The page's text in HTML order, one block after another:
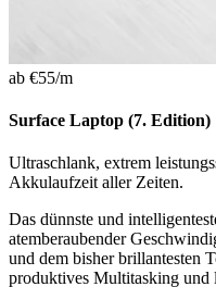
ab €55/m
Surface Laptop (7. Edition)
Ultraschlank, extrem
Akkulaufzeit aller Zeiten.
Das dünnste und
atemberaubender
und dem bisher brillantesten
produktives Multitasking und